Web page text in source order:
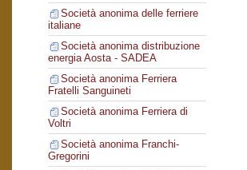
Società anonima delle ferriere
italiane
Società anonima distribuzione
energia Aosta - SADEA
Società anonima Ferriera
Fratelli Sanguineti
Società anonima Ferriera di
Voltri
Società anonima Franchi-
Gregorini